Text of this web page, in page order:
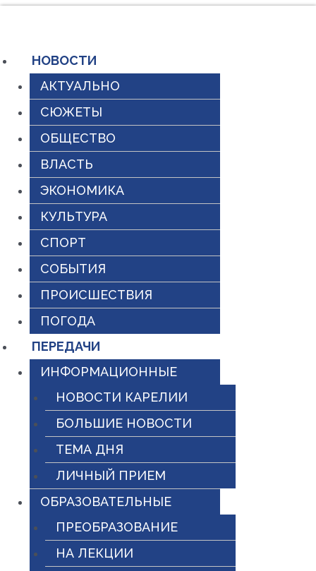
содержимому
НОВОСТИ
АКТУАЛЬНО
СЮЖЕТЫ
ОБЩЕСТВО
ВЛАСТЬ
ЭКОНОМИКА
КУЛЬТУРА
СПОРТ
СОБЫТИЯ
ПРОИСШЕСТВИЯ
ПОГОДА
ПЕРЕДАЧИ
ИНФОРМАЦИОННЫЕ
НОВОСТИ КАРЕЛИИ
БОЛЬШИЕ НОВОСТИ
ТЕМА ДНЯ
ЛИЧНЫЙ ПРИЕМ
ОБРАЗОВАТЕЛЬНЫЕ
ПРЕОБРАЗОВАНИЕ
НА ЛЕКЦИИ